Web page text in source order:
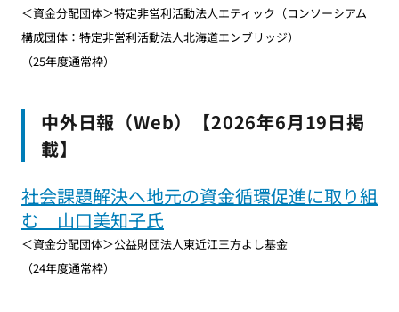
＜資金分配団体＞特定非営利活動法人エティック（コンソーシアム
構成団体：特定非営利活動法人北海道エンブリッジ）
（25年度通常枠）
中外日報（Web）【2026年6月19日掲
載】
社会課題解決へ地元の資金循環促進に取り組
む 山口美知子氏
＜資金分配団体＞公益財団法人東近江三方よし基金
（24年度通常枠）